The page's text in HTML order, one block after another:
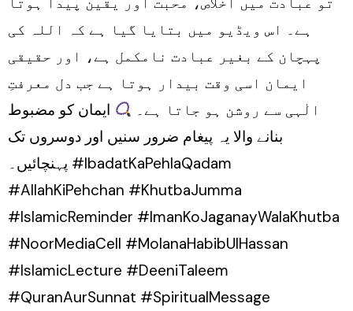
ہے۔ اس ویڈیو میں بتایا گیا ہے کہ اللہ کی
پہچان کے بغیر عبادت نامکمل ہے، اور حقیقی
ایمان اسی وقت بیدار ہوتا ہے جب دل معرفتِ
الٰہی سے روشن ہو جاتا ہے۔
ایمان کو مضبوط
بنانے والا یہ پیغام ضرور سنیں اور دوسروں تک
پہنچائیں۔ #IbadatKaPehlaQadam
#AllahKiPehchan #KhutbaJumma
#IslamicReminder #ImanKoJaganayWalaKhutba
#NoorMediaCell #MolanaHabibUlHassan
#IslamicLecture #DeeniTaleem
#QuranAurSunnat #SpiritualMessage